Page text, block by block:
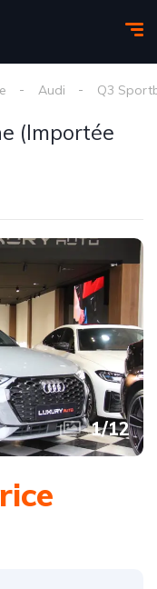
Audi Q3
(Importée
1/12